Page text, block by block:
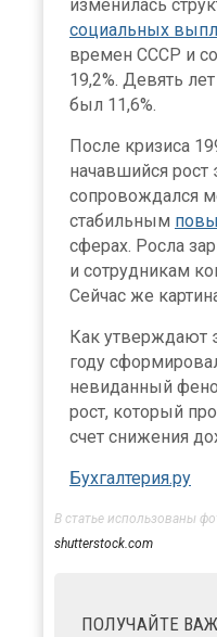
изменилась
социальных
времен СССР и
19,2%. Девять
был 11,6%.
После кризиса
начавшийся рост
сопровождался
стабильным
сферах. Росла
и сотрудникам
Сейчас же
Как утверждают
году
невиданный
рост, который
счет снижения
Бухгалтерия.ру
В статье использованы
shutterstock.com
ПОЛУЧАЙТЕ